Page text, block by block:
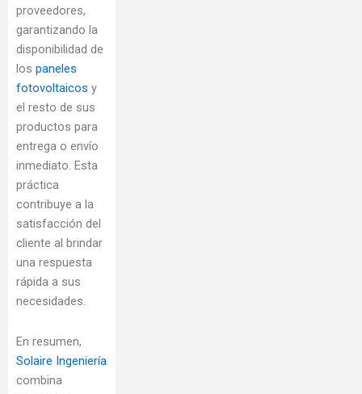
proveedores,
garantizando la
disponibilidad de
los paneles
fotovoltaicos y
el resto de sus
productos para
entrega o envío
inmediato. Esta
práctica
contribuye a la
satisfacción del
cliente al brindar
una respuesta
rápida a sus
necesidades.
En resumen,
Solaire Ingeniería
combina